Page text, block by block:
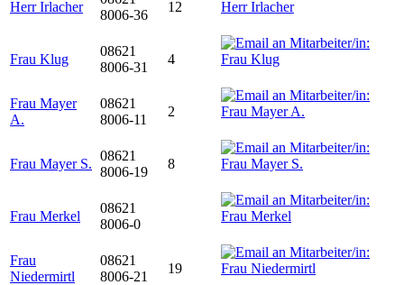
Herr Irlacher
8006-36
12
Frau Klug
08621
8006-31
4
Frau Mayer
A.
08621
8006-11
2
Frau Mayer S.
08621
8006-19
8
Frau Merkel
08621
8006-0
Frau
Niedermirtl
08621
8006-21
19